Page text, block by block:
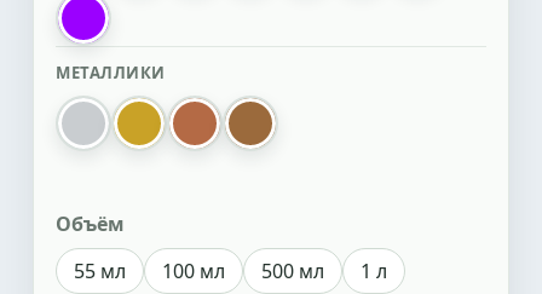
фиолетовый флуоресцентный
МЕТАЛЛИКИ
сереброзолотоймедь перламутр
бронза перламутр
Объём
55 мл
100 мл 500 мл 1 л